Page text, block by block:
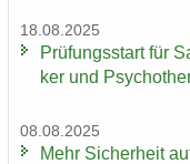
18.08.2025
Prü­fungs­start für
ker und
08.08.2025
Mehr Si­cher­heit